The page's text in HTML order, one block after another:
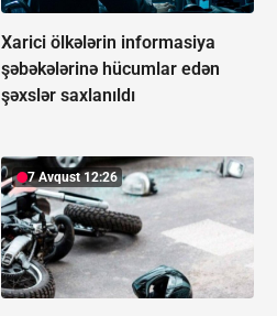
Xarici ölkələrin informasiya
şəbəkələrinə hücumlar edən
şəxslər saxlanıldı
7 Avqust 12:26